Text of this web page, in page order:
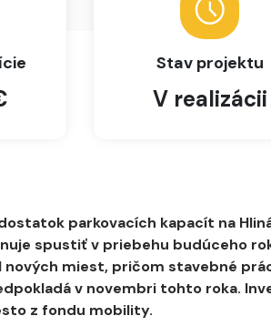
Stav projektu
V realizácii
parkovacích kapacít na
spustiť v priebehu budúceho
nových miest, pričom stavebné
v novembri tohto roka.
z fondu mobility.